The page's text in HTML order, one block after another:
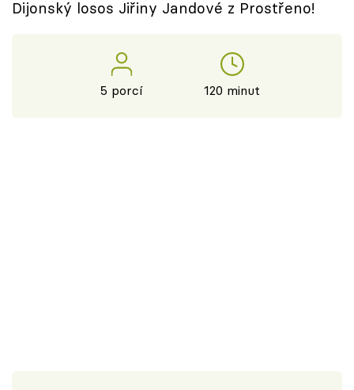
Sledujte prima+
Dijonský losos Jiřiny Jandové z Prostřeno!
5 porcí 120 minut